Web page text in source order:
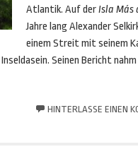
Atlantik. Auf derIsla Más
Jahre lang Alexander
einem Streit mit seinem
Seinen Bericht
HINTERLASSE EINEN